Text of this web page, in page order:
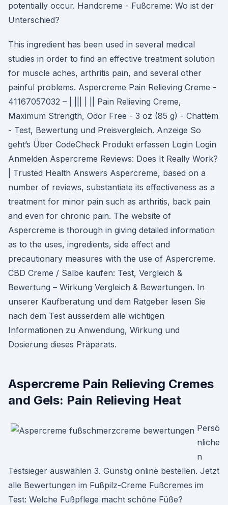
potentially occur. Handcreme - Fußcreme: Wo ist der
Unterschied?
This ingredient has been used in several medical
studies in order to find an effective treatment solution
for muscle aches, arthritis pain, and several other
painful problems. Aspercreme Pain Relieving Creme -
41167057032 – | ||| | || Pain Relieving Creme,
Maximum Strength, Odor Free - 3 oz (85 g) - Chattem
- Test, Bewertung und Preisvergleich. Anzeige So
geht’s Über CodeCheck Produkt erfassen Login Login
Anmelden Aspercreme Reviews: Does It Really Work?
| Trusted Health Answers Aspercreme, based on a
number of reviews, substantiate its effectiveness as a
treatment for minor pain such as arthritis, back pain
and even for chronic pain. The website of
Aspercreme is thorough in giving detailed information
as to the uses, ingredients, side effect and
precautionary measures with the use of Aspercreme.
CBD Creme / Salbe kaufen: Test, Vergleich &
Bewertung – Wirkung Vergleich & Bewertungen. In
unserer Kaufberatung und dem Ratgeber lesen Sie
nach dem Test ausserdem alle wichtigen
Informationen zu Anwendung, Wirkung und
Dosierung dieses Präparats.
Aspercreme Pain Relieving Cremes
and Gels: Pain Relieving Heat
Persö
nliche
n
Testsieger auswählen 3. Günstig online bestellen. Jetzt
alle Bewertungen im Fußpilz-Creme Fußcremes im
Test: Welche Fußpflege macht schöne Füße?